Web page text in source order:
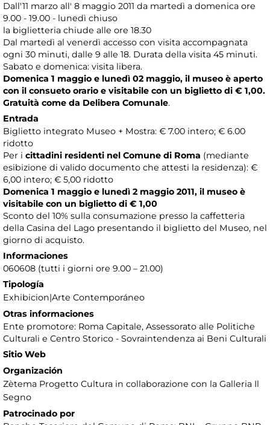
Dall'11 marzo all' 8 maggio 2011 da martedì a domenica ore
9.00 - 19.00 - lunedì chiuso
la biglietteria chiude alle ore 18.30
Dal martedì al venerdì accesso con visita accompagnata
ogni 30 minuti, dalle 9 alle 18. Durata della visita 45 minuti.
Sabato e domenica: visita libera.
Domenica 1 maggio e lunedì 02 maggio, il museo è aperto
con il consueto orario e visitabile con un biglietto di € 1,00.
Gratuità come da Delibera Comunale.
Entrada
Biglietto integrato Museo + Mostra: € 7.00 intero; € 6.00
ridotto
Per i cittadini residenti nel Comune di Roma (mediante
esibizione di valido documento che attesti la residenza): €
6,00 intero; € 5,00 ridotto
Domenica 1 maggio e lunedì 2 maggio 2011, il museo è
visitabile con un biglietto di € 1,00
Sconto del 10% sulla consumazione presso la caffetteria
della Casina del Lago presentando il biglietto del Museo, nel
giorno di acquisto.
Informaciones
060608 (tutti i giorni ore 9.00 – 21.00)
Tipología
Exhibicion|Arte Contemporáneo
Otras informaciones
Ente promotore: Roma Capitale, Assessorato alle Politiche
Culturali e Centro Storico - Sovraintendenza ai Beni Culturali
Sitio Web
Organización
Zètema Progetto Cultura in collaborazione con la Galleria Il
Segno
Patrocinado por